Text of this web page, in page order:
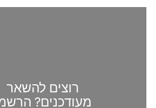
רוצים להשאר
מעודכנים?